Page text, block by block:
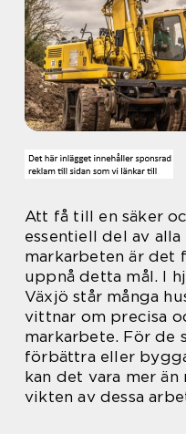
Att få till en säker
essentiell del av
markarbeten är det
uppnå detta mål. I
Växjö står många
vittnar om precisa
markarbete. För de
förbättra eller
kan det vara mer
vikten av dessa